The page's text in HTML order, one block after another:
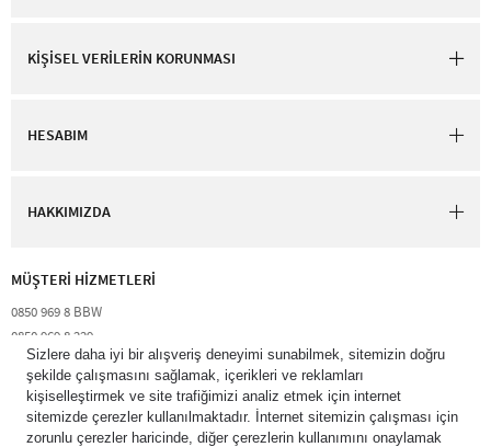
KİŞİSEL VERİLERİN KORUNMASI
HESABIM
HAKKIMIZDA
MÜŞTERİ HİZMETLERİ​
0850 969 8 BBW​
0850 969 8 229​​
destek@bathandbodyworks.com.tr
Resmi tatiller hariç hafta içi 09:00 – 18:00 saatleri arası​